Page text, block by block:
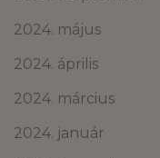
2024. május
2024. április
2024. március
2024. január